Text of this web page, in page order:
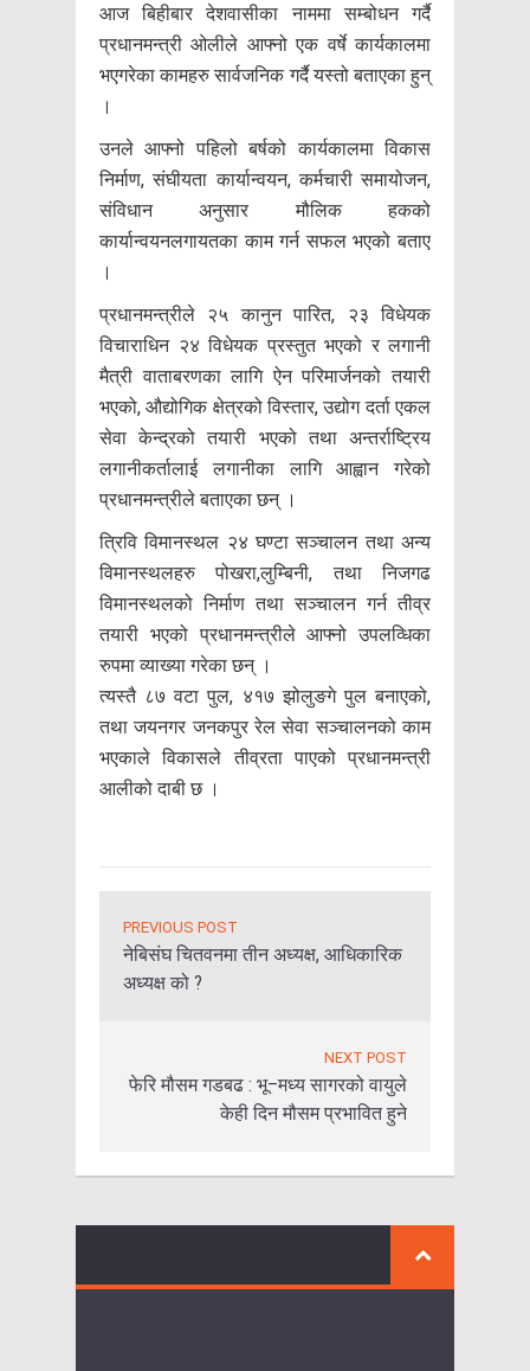
आज बिहीबार देशवासीका नाममा सम्बोधन गर्दै
प्रधानमन्त्री ओलीले आफ्नो एक वर्षे कार्यकालमा
भएगरेका कामहरु सार्वजनिक गर्दै यस्तो बताएका हुन्
।
उनले आफ्नो पहिलो बर्षको कार्यकालमा विकास
निर्माण, संघीयता कार्यान्वयन, कर्मचारी समायोजन,
संविधान अनुसार मौलिक हकको
कार्यान्वयनलगायतका काम गर्न सफल भएको बताए
।
प्रधानमन्त्रीले २५ कानुन पारित, २३ विधेयक
विचाराधिन २४ विधेयक प्रस्तुत भएको र लगानी
मैत्री वाताबरणका लागि ऐन परिमार्जनको तयारी
भएको, औद्योगिक क्षेत्रको विस्तार, उद्योग दर्ता एकल
सेवा केन्द्रको तयारी भएको तथा अन्तर्राष्ट्रिय
लगानीकर्तालाई लगानीका लागि आह्वान गरेको
प्रधानमन्त्रीले बताएका छन् ।
त्रिवि विमानस्थल २४ घण्टा सञ्चालन तथा अन्य
विमानस्थलहरु पोखरा,लुम्बिनी, तथा निजगढ
विमानस्थलको निर्माण तथा सञ्चालन गर्न तीव्र
तयारी भएको प्रधानमन्त्रीले आफ्नो उपलव्धिका
रुपमा व्याख्या गरेका छन् ।
त्यस्तै ८७ वटा पुल, ४१७ झोलुङगे पुल बनाएको,
तथा जयनगर जनकपुर रेल सेवा सञ्चालनको काम
भएकाले विकासले तीव्रता पाएको प्रधानमन्त्री
आलीको दाबी छ ।
PREVIOUS POST
नेबिसंघ चितवनमा तीन अध्यक्ष, आधिकारिक
अध्यक्ष को ?
NEXT POST
फेरि मौसम गडबढ : भू–मध्य सागरको वायुले
केही दिन मौसम प्रभावित हुने